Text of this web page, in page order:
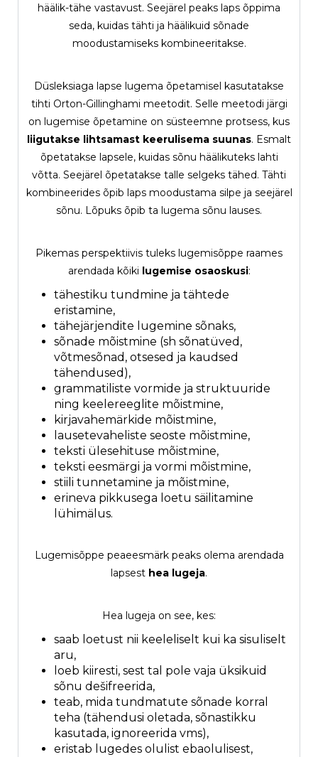
häälik-tähe vastavust. Seejärel peaks laps õppima
seda, kuidas tähti ja häälikuid sõnade
moodustamiseks kombineeritakse.
Düsleksiaga lapse lugema õpetamisel kasutatakse
tihti Orton-Gillinghami meetodit. Selle meetodi järgi
on lugemise õpetamine on süsteemne protsess, kus
liigutakse lihtsamast keerulisema suunas. Esmalt
õpetatakse lapsele, kuidas sõnu häälikuteks lahti
võtta. Seejärel õpetatakse talle selgeks tähed. Tähti
kombineerides õpib laps moodustama silpe ja seejärel
sõnu. Lõpuks õpib ta lugema sõnu lauses.
Pikemas perspektiivis tuleks lugemisõppe raames
arendada kõiki lugemise osaoskusi:
tähestiku tundmine ja tähtede
eristamine,
tähejärjendite lugemine sõnaks,
sõnade mõistmine (sh sõnatüved,
võtmesõnad, otsesed ja kaudsed
tähendused),
grammatiliste vormide ja struktuuride
ning keelereeglite mõistmine,
kirjavahemärkide mõistmine,
lausetevaheliste seoste mõistmine,
teksti ülesehituse mõistmine,
teksti eesmärgi ja vormi mõistmine,
stiili tunnetamine ja mõistmine,
erineva pikkusega loetu säilitamine
lühimälus.
Lugemisõppe peaeesmärk peaks olema arendada
lapsest hea lugeja.
Hea lugeja on see, kes:
saab loetust nii keeleliselt kui ka sisuliselt
aru,
loeb kiiresti, sest tal pole vaja üksikuid
sõnu dešifreerida,
teab, mida tundmatute sõnade korral
teha (tähendusi oletada, sõnastikku
kasutada, ignoreerida vms),
eristab lugedes olulist ebaolulisest,